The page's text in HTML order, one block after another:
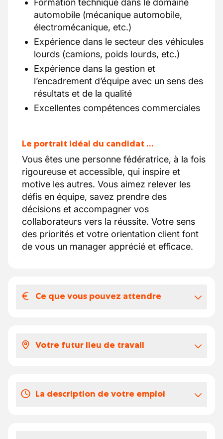
Formation technique dans le domaine
automobile (mécanique automobile,
électromécanique, etc.)
Expérience dans le secteur des véhicules
lourds (camions, poids lourds, etc.)
Expérience dans la gestion et
l’encadrement d’équipe avec un sens des
résultats et de la qualité
Excellentes compétences commerciales
Le portrait idéal du candidat …
Vous êtes une personne fédératrice, à la fois
rigoureuse et accessible, qui inspire et
motive les autres. Vous aimez relever les
défis en équipe, savez prendre des
décisions et accompagner vos
collaborateurs vers la réussite. Votre sens
des priorités et votre orientation client font
de vous un manager apprécié et efficace.
Ce que vous pouvez attendre
Un salaire mensuel entre 3500 et 4500
AG Insurance
Votre futur lieu de travail
ambiance dynamique. Vous collaborerez
La description de votre emploi